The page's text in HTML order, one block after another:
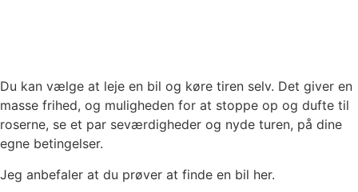
Du kan vælge at leje en bil og køre tiren selv. Det giver en
masse frihed, og muligheden for at stoppe op og dufte til
roserne, se et par seværdigheder og nyde turen, på dine
egne betingelser.
Jeg anbefaler at du prøver at finde en bil her.